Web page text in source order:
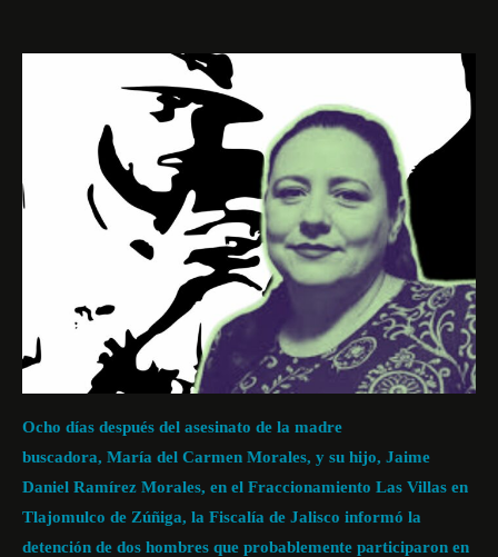
Ocho días después del asesinato de la madre
buscadora, María del Carmen Morales, y su hijo, Jaime
Daniel Ramírez Morales, en el Fraccionamiento Las Villas en
Tlajomulco de Zúñiga, la Fiscalía de Jalisco informó la
detención de dos hombres que probablemente participaron en